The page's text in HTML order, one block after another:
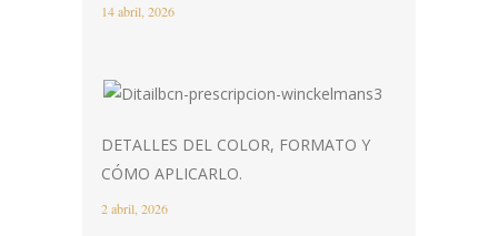
14 abril, 2026
DETALLES DEL COLOR, FORMATO Y
CÓMO APLICARLO.
2 abril, 2026